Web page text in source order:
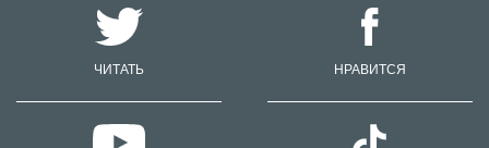
ЧИТАТЬ НРАВИТСЯ